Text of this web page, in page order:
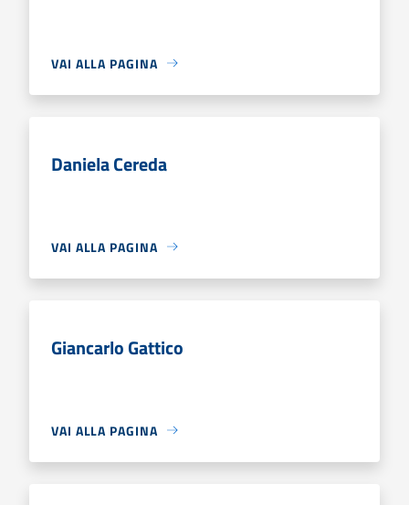
VAI ALLA PAGINA
Daniela Cereda
VAI ALLA PAGINA
Giancarlo Gattico
VAI ALLA PAGINA